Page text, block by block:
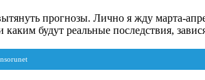
прогнозы. Лично я жду марта-
будут реальные последствия,